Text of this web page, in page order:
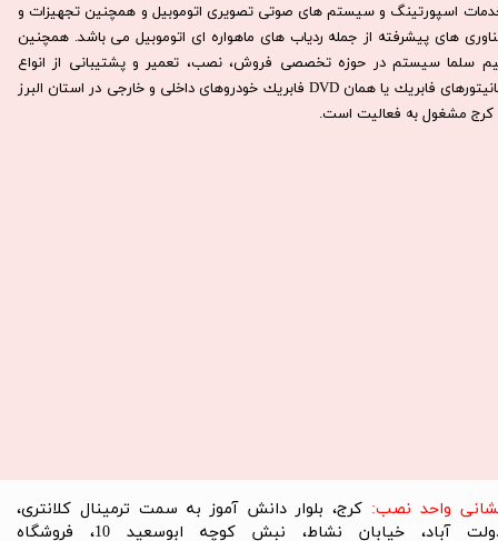
اسپورتینگ و سیستم های صوتی تصویری اتوموبیل و همچنین تجهیزات و
های پیشرفته از جمله ردیاب های ماهواره ای اتوموبیل می باشد. همچنين
سلما سيستم در حوزه تخصصی فروش، نصب، تعمير و پشتيبانی از انواع
مانيتورهای فابريك يا همان DVD فابريك خودروهای داخلی و خارجی در استان البرز
كرج مشغول به فعاليت است.​​​​​​​
واحد نصب: کرج، بلوار دانش آموز به سمت ترمینال کلانتری،
دولت آباد، خیابان نشاط، نبش کوچه ابوسعید 10، فروشگاه